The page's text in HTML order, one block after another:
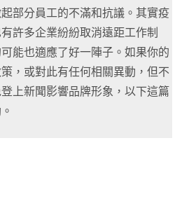
部分員工的不滿和抗議。其實疫
許多企業紛紛取消遠距工作制
能也適應了好一陣子。如果你的
，或對此有任何相關異動，但不
上新聞影響品牌形象，以下這篇